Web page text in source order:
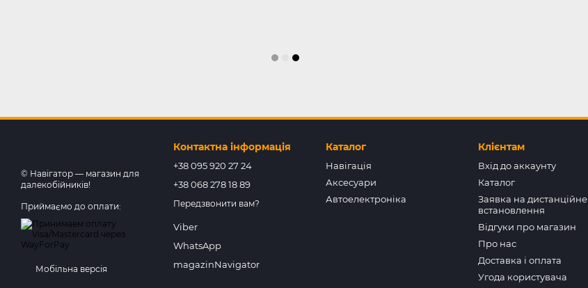
© Навігатор — магазин для
далекобійників!
Приймаємо до оплати:
Мобільна версія
Контактна інформація
+38 095 920 27 24
+38 068 278 18 89
Передзвонити вам?
Viber
WhatsApp
magazinNavigator
Каталог
Навігація
Аксесуари
Автоелектроніка
Клієнтам
Вхід до аккаунту
Каталог
Заявка на дистанційне
встановлення
Відгуки про магазин
Про нас
Доставка і оплата
Угода користувача